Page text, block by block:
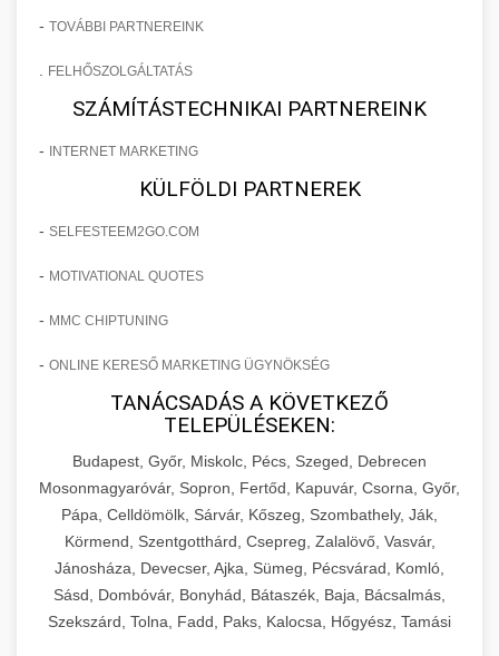
- TOVÁBBI PARTNEREINK
FELHŐSZOLGÁLTATÁS
SZÁMÍTÁSTECHNIKAI PARTNEREINK
- INTERNET MARKETING
KÜLFÖLDI PARTNEREK
- SELFESTEEM2GO.COM
- MOTIVATIONAL QUOTES
- MMC CHIPTUNING
- ONLINE KERESŐ MARKETING ÜGYNÖKSÉG
TANÁCSADÁS A KÖVETKEZŐ
TELEPÜLÉSEKEN:
Budapest, Győr, Miskolc, Pécs, Szeged, Debrecen
Mosonmagyaróvár, Sopron, Fertőd, Kapuvár, Csorna, Győr,
Pápa, Celldömölk, Sárvár, Kőszeg, Szombathely, Ják,
Körmend, Szentgotthárd, Csepreg, Zalalövő, Vasvár,
Jánosháza, Devecser, Ajka, Sümeg, Pécsvárad, Komló,
Sásd, Dombóvár, Bonyhád, Bátaszék, Baja, Bácsalmás,
Szekszárd, Tolna, Fadd, Paks, Kalocsa, Hőgyész, Tamási